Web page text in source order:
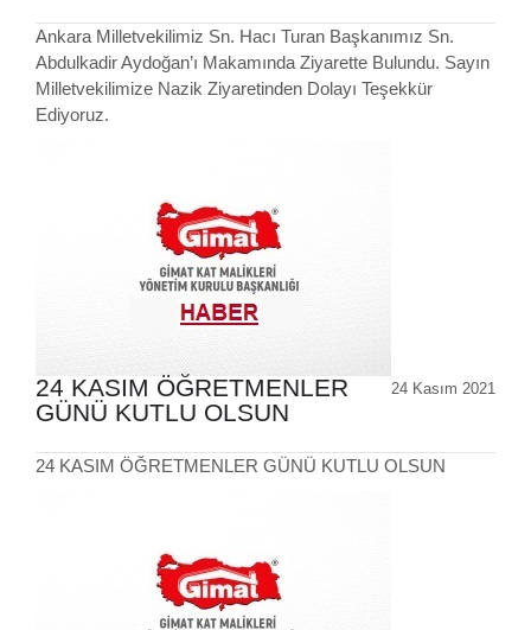
Ankara Milletvekilimiz Sn. Hacı Turan Başkanımız Sn.
Abdulkadir Aydoğan’ı Makamında Ziyarette Bulundu. Sayın
Milletvekilimize Nazik Ziyaretinden Dolayı Teşekkür
Ediyoruz.
24 Kasım 2021
24 KASIM ÖĞRETMENLER
GÜNÜ KUTLU OLSUN
24 KASIM ÖĞRETMENLER GÜNÜ KUTLU OLSUN